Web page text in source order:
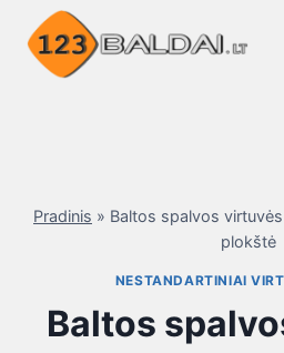
content
Pradinis » Baltos spalvos
plokštė
NESTANDARTINIAI
Baltos